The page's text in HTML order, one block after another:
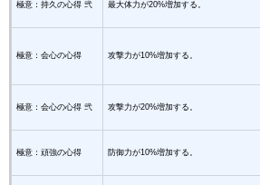
極意：持久の心得 弐 最大体力が20%増加する。
極意：会心の心得 攻撃力が10%増加する。
極意：会心の心得 弐 攻撃力が20%増加する。
極意：頑強の心得 防御力が10%増加する。